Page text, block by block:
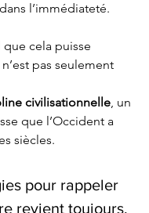
l’immédiateté.
cela puisse
pas seulement
civilisationnelle, un
que l’Occident a
siècles.
pour rappeler
revient toujours,